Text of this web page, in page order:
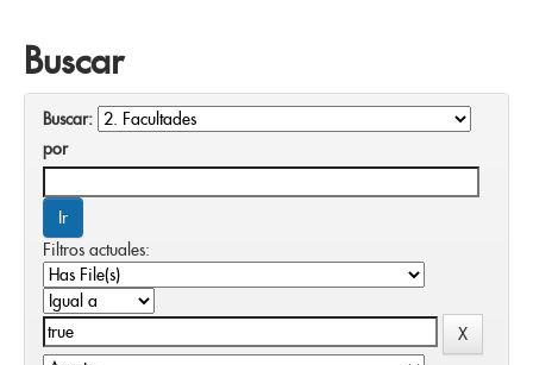
Buscar
Buscar:
por
Filtros actuales: